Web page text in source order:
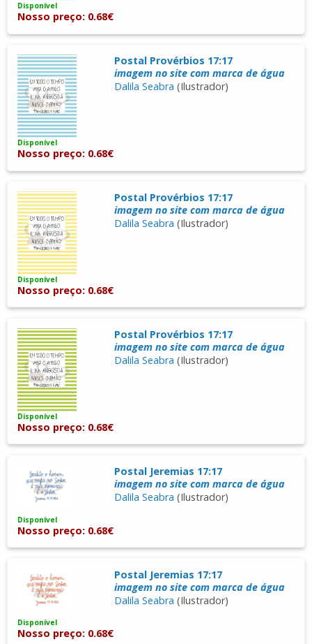
Disponível
Nosso preço: 0.68€
Postal Provérbios 17:17
imagem no site com marca de água
Dalila Seabra (Ilustrador)
Disponível
Nosso preço: 0.68€
Postal Provérbios 17:17
imagem no site com marca de água
Dalila Seabra (Ilustrador)
Disponível
Nosso preço: 0.68€
Postal Provérbios 17:17
imagem no site com marca de água
Dalila Seabra (Ilustrador)
Disponível
Nosso preço: 0.68€
Postal Jeremias 17:17
imagem no site com marca de água
Dalila Seabra (Ilustrador)
Disponível
Nosso preço: 0.68€
Postal Jeremias 17:17
imagem no site com marca de água
Dalila Seabra (Ilustrador)
Disponível
Nosso preço: 0.68€